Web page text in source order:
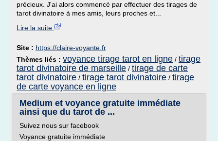
précieux. J'ai alors commencé par effectuer des tirages de
tarot divinatoire à mes amis, leurs proches et...
Lire la suite
Site : https://claire-voyante.fr
Thèmes liés : voyance tirage tarot en ligne / tirage
tarot divinatoire de marseille / tirage de carte
tarot divinatoire / tirage tarot divinatoire / tirage
de carte voyance en ligne
Medium et voyance gratuite immédiate
ainsi que du tarot de ...
Suivez nous sur facebook
Voyance gratuite immédiate